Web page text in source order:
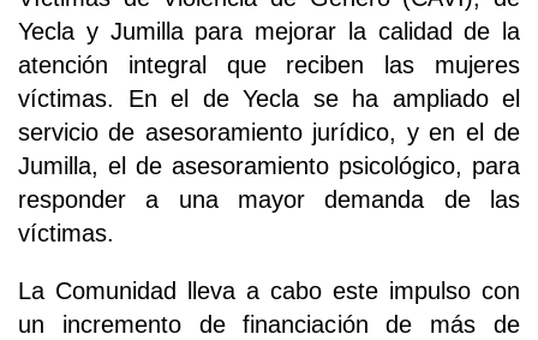
Yecla y Jumilla para mejorar la calidad de la
atención integral que reciben las mujeres
víctimas. En el de Yecla se ha ampliado el
servicio de asesoramiento jurídico, y en el de
Jumilla, el de asesoramiento psicológico, para
responder a una mayor demanda de las
víctimas.
La Comunidad lleva a cabo este impulso con
un incremento de financiación de más de